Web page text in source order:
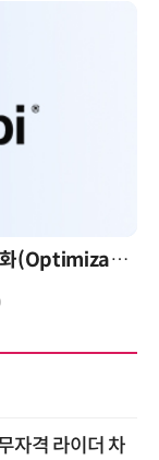
AI 시대의 의사결정을 바꾸는 수리최적화(Optimization): 실제 산업 적용 사례와 활용 전략
자격 라이더 차